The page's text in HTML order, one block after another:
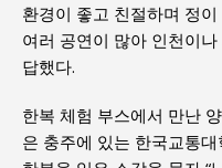
환경이 좋고 친절하며 정
여러 공연이 많아 인천이
답했다.
한복 체험 부스에서 만난
은 충주에 있는 한국교통